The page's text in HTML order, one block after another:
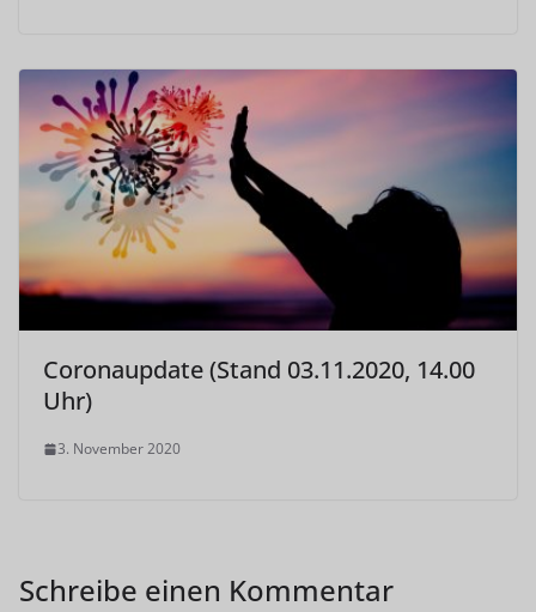
Coronaupdate (Stand 03.11.2020, 14.00
Uhr)
3. November 2020
Schreibe einen Kommentar